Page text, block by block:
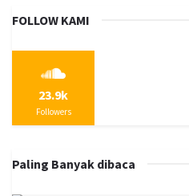
FOLLOW KAMI
23.9k
Followers
Paling Banyak dibaca